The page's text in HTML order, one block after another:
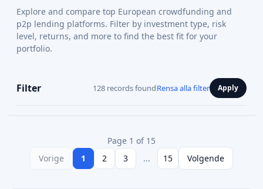
Explore and compare top European crowdfunding and
p2p lending platforms. Filter by investment type, risk
level, returns, and more to find the best fit for your
portfolio.
Filter 128 records foundRensa alla filter Apply
Page 1 of 15
Vorige
1 2 3 ... 15 Volgende